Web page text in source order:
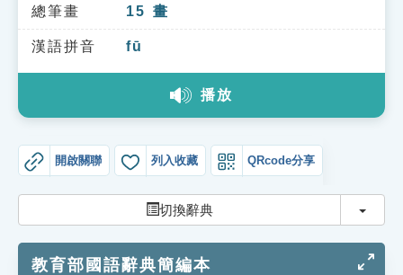
單字索引
生命大百科索引
教學應用
貓頭鷹博士
總筆畫 15 畫
漢語拼音 fū
播放
開啟關聯 列入收藏 QRcode分享
切換辭典 切換
教育部國語辭典簡編本